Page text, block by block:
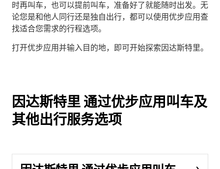
时再叫车，也可以提前叫车，准备好了就能随时出发。无
论您是和他人同行还是独自出行，都可以使用优步应用查
找适合您需求的行程选项。
打开优步应用并输入目的地，即可开始探索因达斯特里。
因达斯特里 通过优步应用叫车及
其他出行服务选项